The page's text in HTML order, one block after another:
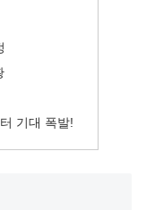
기대 폭발!